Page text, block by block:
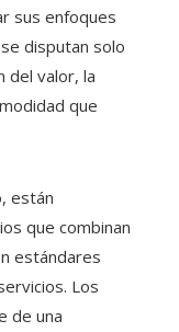
sus enfoques
disputan solo
del valor, la
que
están
que combinan
estándares
Los
de una